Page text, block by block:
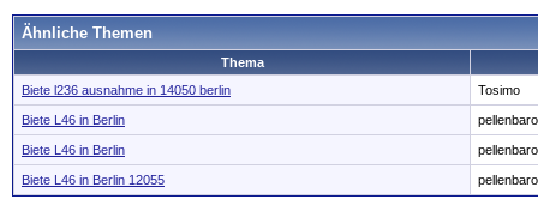
Ähnliche Themen
Thema
Biete l236 ausnahme in 14050 berlin
Tosimo
Biete L46 in Berlin
Biete L46 in Berlin
Biete L46 in Berlin 12055